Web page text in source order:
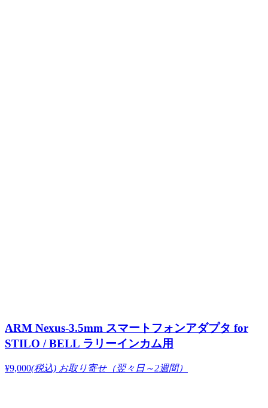
ARM Nexus-3.5mm スマートフォンアダプタ for
STILO / BELL ラリーインカム用
¥9,000(税込) お取り寄せ（翌々日～2週間）